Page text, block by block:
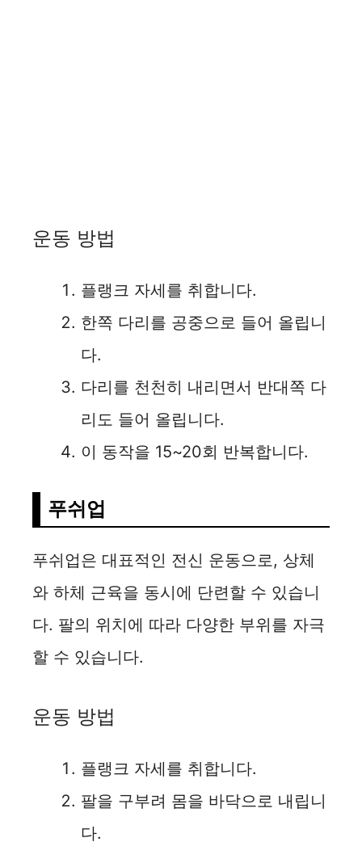
운동 방법
플랭크 자세를 취합니다.
한쪽 다리를 공중으로 들어 올립니
다.
다리를 천천히 내리면서 반대쪽 다
리도 들어 올립니다.
이 동작을 15~20회 반복합니다.
푸쉬업
푸쉬업은 대표적인 전신 운동으로, 상체
와 하체 근육을 동시에 단련할 수 있습니
다. 팔의 위치에 따라 다양한 부위를 자극
할 수 있습니다.
운동 방법
플랭크 자세를 취합니다.
팔을 구부려 몸을 바닥으로 내립니
다.